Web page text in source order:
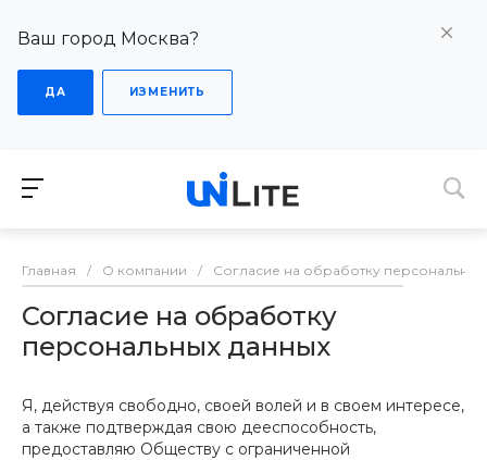
Ваш город Москва?
ДА ИЗМЕНИТЬ
Главная / О компании / Согласие на обработку персональных
Согласие на обработку
персональных данных
Я, действуя свободно, своей волей и в своем интересе,
а также подтверждая свою дееспособность,
предоставляю Обществу с ограниченной